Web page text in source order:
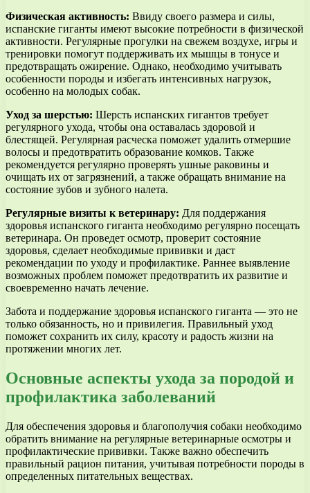
Физическая активность: Ввиду своего размера и силы,
испанские гиганты имеют высокие потребности в физической
активности. Регулярные прогулки на свежем воздухе, игры и
тренировки помогут поддерживать их мышцы в тонусе и
предотвращать ожирение. Однако, необходимо учитывать
особенности породы и избегать интенсивных нагрузок,
особенно на молодых собак.
Уход за шерстью: Шерсть испанских гигантов требует
регулярного ухода, чтобы она оставалась здоровой и
блестящей. Регулярная расческа поможет удалить отмершие
волосы и предотвратить образование комков. Также
рекомендуется регулярно проверять ушные раковины и
очищать их от загрязнений, а также обращать внимание на
состояние зубов и зубного налета.
Регулярные визиты к ветеринару: Для поддержания
здоровья испанского гиганта необходимо регулярно посещать
ветеринара. Он проведет осмотр, проверит состояние
здоровья, сделает необходимые прививки и даст
рекомендации по уходу и профилактике. Раннее выявление
возможных проблем поможет предотвратить их развитие и
своевременно начать лечение.
Забота и поддержание здоровья испанского гиганта — это не
только обязанность, но и привилегия. Правильный уход
поможет сохранить их силу, красоту и радость жизни на
протяжении многих лет.
Основные аспекты ухода за породой и
профилактика заболеваний
Для обеспечения здоровья и благополучия собаки необходимо
обратить внимание на регулярные ветеринарные осмотры и
профилактические прививки. Также важно обеспечить
правильный рацион питания, учитывая потребности породы в
определенных питательных веществах.